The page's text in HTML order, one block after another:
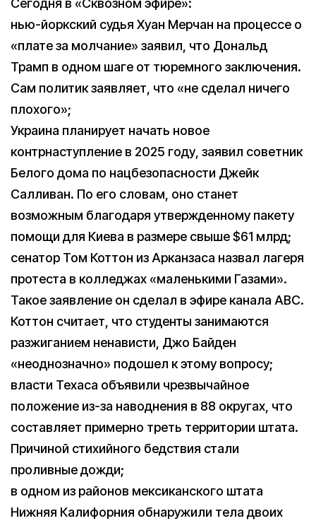
Сегодня в «Сквозном эфире»:
нью-йоркский судья Хуан Мерчан на процессе о
«плате за молчание» заявил, что Дональд
Трамп в одном шаге от тюремного заключения.
Сам политик заявляет, что «не сделал ничего
плохого»;
Украина планирует начать новое
контрнаступление в 2025 году, заявил советник
Белого дома по нацбезопасности Джейк
Салливан. По его словам, оно станет
возможным благодаря утвержденному пакету
помощи для Киева в размере свыше $61 млрд;
сенатор Том Коттон из Арканзаса назвал лагеря
протеста в колледжах «маленькими Газами».
Такое заявление он сделал в эфире канала ABC.
Коттон считает, что студенты занимаются
разжиганием ненависти, Джо Байден
«неоднозначно» подошел к этому вопросу;
власти Техаса объявили чрезвычайное
положение из-за наводнения в 88 округах, что
составляет примерно треть территории штата.
Причиной стихийного бедствия стали
проливные дожди;
в одном из районов мексиканского штата
Нижняя Калифорния обнаружили тела двоих